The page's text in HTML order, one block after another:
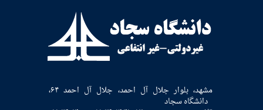
مشهد، بلوار جلال آل احمد، جلال آل احمد ۶۴،
دانشگاه سجاد